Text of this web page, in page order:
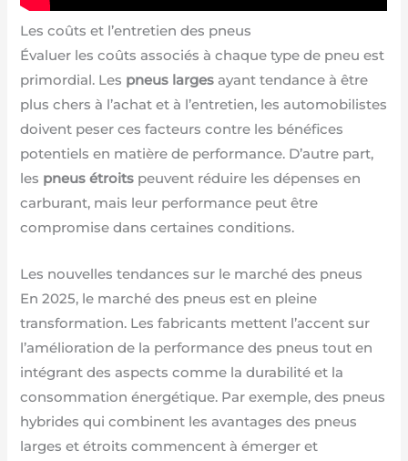
Les coûts et l’entretien des pneus
Évaluer les coûts associés à chaque type de pneu est
primordial. Les pneus larges ayant tendance à être
plus chers à l’achat et à l’entretien, les automobilistes
doivent peser ces facteurs contre les bénéfices
potentiels en matière de performance. D’autre part,
les pneus étroits peuvent réduire les dépenses en
carburant, mais leur performance peut être
compromise dans certaines conditions.
Les nouvelles tendances sur le marché des pneus
En 2025, le marché des pneus est en pleine
transformation. Les fabricants mettent l’accent sur
l’amélioration de la performance des pneus tout en
intégrant des aspects comme la durabilité et la
consommation énergétique. Par exemple, des pneus
hybrides qui combinent les avantages des pneus
larges et étroits commencent à émerger et